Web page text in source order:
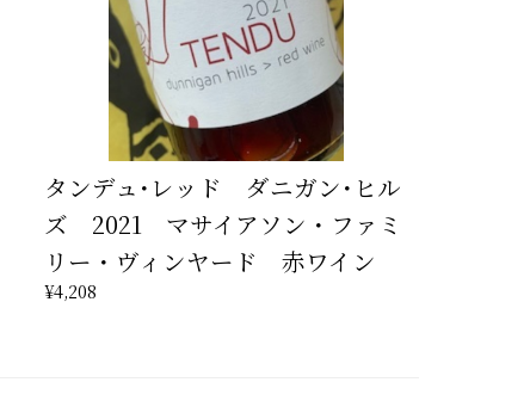
タンデュ･レッド ダニガン･ヒル
ズ 2021 マサイアソン・ファミ
リー・ヴィンヤード 赤ワイン
¥4,208